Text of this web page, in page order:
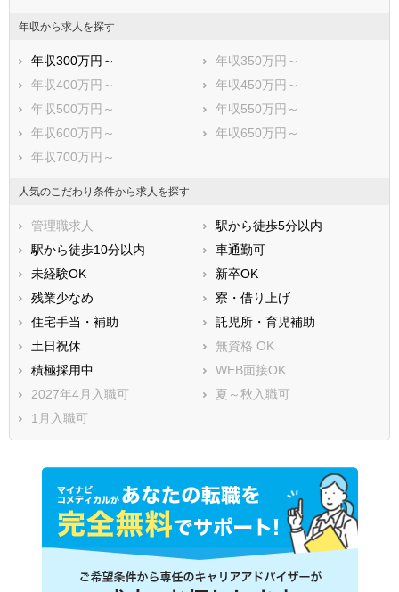
年収から求人を探す
年収300万円～
年収350万円～
年収400万円～
年収450万円～
年収500万円～
年収550万円～
年収600万円～
年収650万円～
年収700万円～
人気のこだわり条件から求人を探す
管理職求人
駅から徒歩5分以内
駅から徒歩10分以内
車通勤可
未経験OK
新卒OK
残業少なめ
寮・借り上げ
住宅手当・補助
託児所・育児補助
土日祝休
無資格 OK
積極採用中
WEB面接OK
2027年4月入職可
夏～秋入職可
1月入職可